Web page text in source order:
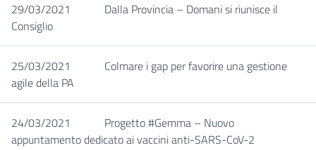
29/03/2021
Dalla Provincia – Domani si riunisce il
Consiglio
25/03/2021
Colmare i gap per favorire una gestione
agile della PA
24/03/2021
Progetto #Gemma – Nuovo
appuntamento dedicato ai vaccini anti-SARS-CoV-2